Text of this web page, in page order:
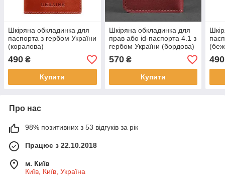
Шкіряна обкладинка для
паспорта з гербом України
(коралова)
490 ₴
Купити
Шкіряна обкладинка для
прав або id-паспорта 4.1 з
гербом України (бордова)
570₴
Купити
490
Про нас
98% позитивних з 53 відгуків за рік
Працює з 22.10.2018
м. Київ
Київ, Київ, Україна